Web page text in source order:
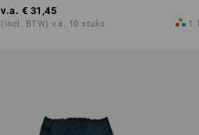
v.a. € 31,45
(incl. BTW) v.a. 10 stuks 1